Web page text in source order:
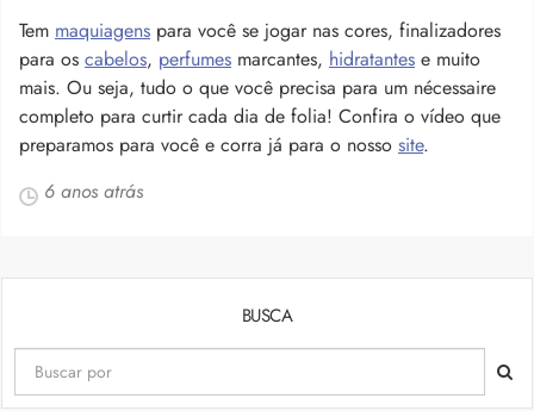
Tem maquiagens para você se jogar nas cores, finalizadores
para os cabelos, perfumes marcantes, hidratantes e muito
mais. Ou seja, tudo o que você precisa para um nécessaire
completo para curtir cada dia de folia! Confira o vídeo que
preparamos para você e corra já para o nosso site.
6 anos atrás
BUSCA